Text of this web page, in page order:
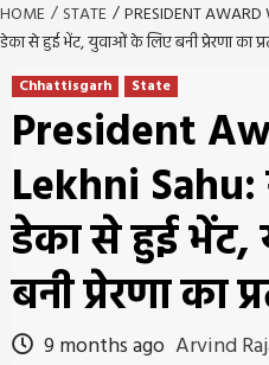
HOME STATE
PRESIDENT AWARD
डेका से हुई भेंट, युवाओं के लिए बनी प्रेरणा का
Chhattisgarh State
President
Lekhni Sahu:
डेका से हुई
बनी प्रेरणा का
9 months ago Arvind